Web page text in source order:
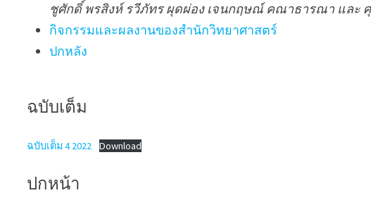
ชูศักดิ์ พรสิงห์ รวีภัทร ผุดผ่อง เจนกฤษณ์ คณาธารณา และ
กิจกรรมและผลงานของสำนักวิทยาศาสตร์
ปกหลัง
ฉบับเต็ม
ฉบับเต็ม 4 2022 Download
ปกหน้า